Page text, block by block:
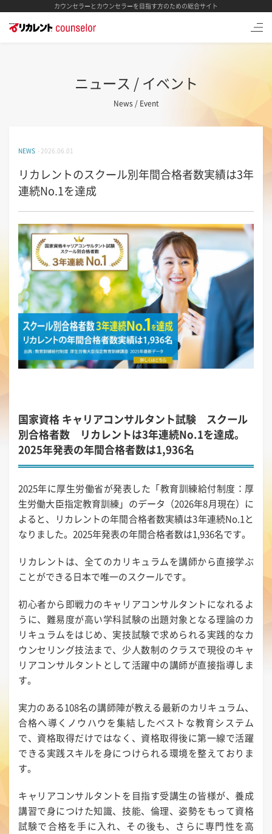
カウンセラーとカウンセラーを目指す方のための総合サイト
ニュース / イベント
News / Event
NEWS - 2026.06.01
リカレントのスクール別年間合格者数実績は3年
連続No.1を達成
国家資格 キャリアコンサルタント試験 スクール
別合格者数 リカレントは3年連続No.1を達成。
2025年発表の年間合格者数は1,936名
2025年に厚生労働省が発表した「教育訓練給付制度：厚
生労働大臣指定教育訓練」のデータ（2026年8月現在）に
よると、リカレントの年間合格者数実績は3年連続No.1と
なりました。2025年発表の年間合格者数は1,936名です。
リカレントは、全てのカリキュラムを講師から直接学ぶ
ことができる日本で唯一のスクールです。
初心者から即戦力のキャリアコンサルタントになれるよ
うに、難易度が高い学科試験の出題対象となる理論のカ
リキュラムをはじめ、実技試験で求められる実践的なカ
ウンセリング技法まで、少人数制のクラスで現役のキャ
リアコンサルタントとして活躍中の講師が直接指導しま
す。
実力のある108名の講師陣が教える最新のカリキュラム、
合格へ導くノウハウを集結したベストな教育システム
で、資格取得だけではなく、資格取得後に第一線で活躍
できる実践スキルを身につけられる環境を整えておりま
す。
キャリアコンサルタントを目指す受講生の皆様が、養成
講習で身につけた知識、技能、倫理、姿勢をもって資格
試験で合格を手に入れ、その後も、さらに専門性を高